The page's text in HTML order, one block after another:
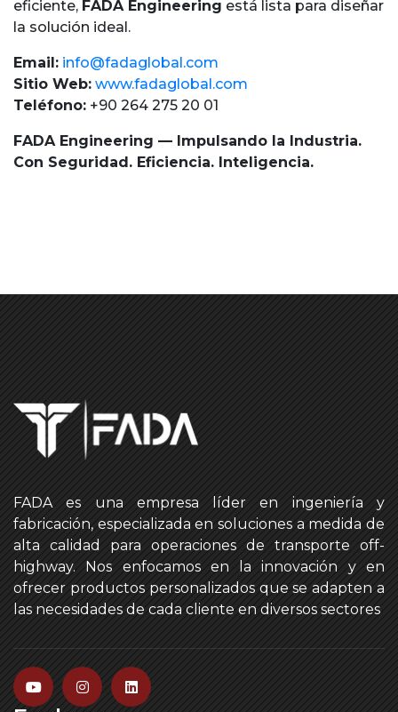
eficiente, FADA Engineering está lista para diseñar
la solución ideal.
Email: info@fadaglobal.com
Sitio Web: www.fadaglobal.com
Teléfono: +90 264 275 20 01
FADA Engineering — Impulsando la Industria.
Con Seguridad. Eficiencia. Inteligencia.
FADA es una empresa líder en ingeniería y
fabricación, especializada en soluciones a medida de
alta calidad para operaciones de transporte off-
highway. Nos enfocamos en la innovación y en
ofrecer productos personalizados que se adapten a
las necesidades de cada cliente en diversos sectores